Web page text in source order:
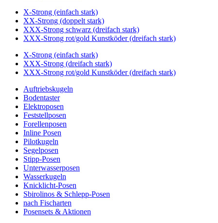
X-Strong (einfach stark)
XX-Strong (doppelt stark)
XXX-Strong schwarz (dreifach stark)
XXX-Strong rot/gold Kunstköder (dreifach stark)
X-Strong (einfach stark)
XXX-Strong (dreifach stark)
XXX-Strong rot/gold Kunstköder (dreifach stark)
Auftriebskugeln
Bodentaster
Elektroposen
Feststellposen
Forellenposen
Inline Posen
Pilotkugeln
Segelposen
Stipp-Posen
Unterwasserposen
Wasserkugeln
Knicklicht-Posen
Sbirolinos & Schlepp-Posen
nach Fischarten
Posensets & Aktionen